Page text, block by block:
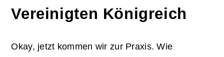
Vereinigten Königreich
Okay, jetzt kommen wir zur Praxis. Wie